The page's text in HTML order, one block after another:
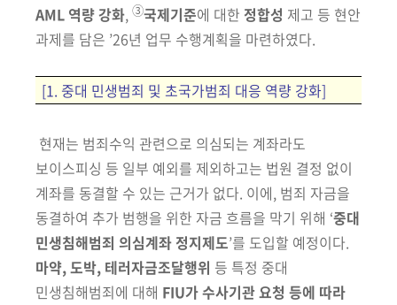
AML 역량 강화, ③국제기준에 대한 정합성 제고 등 현안
과제를 담은 ’26년 업무 수행계획을 마련하였다.
[1. 중대 민생범죄 및 초국가범죄 대응 역량 강화]
현재는 범죄수익 관련으로 의심되는 계좌라도
보이스피싱 등 일부 예외를 제외하고는 법원 결정 없이
계좌를 동결할 수 있는 근거가 없다. 이에, 범죄 자금을
동결하여 추가 범행을 위한 자금 흐름을 막기 위해 ‘중대
민생침해범죄 의심계좌 정지제도’를 도입할 예정이다.
마약, 도박, 테러자금조달행위 등 특정 중대
민생침해범죄에 대해 FIU가 수사기관 요청 등에 따라